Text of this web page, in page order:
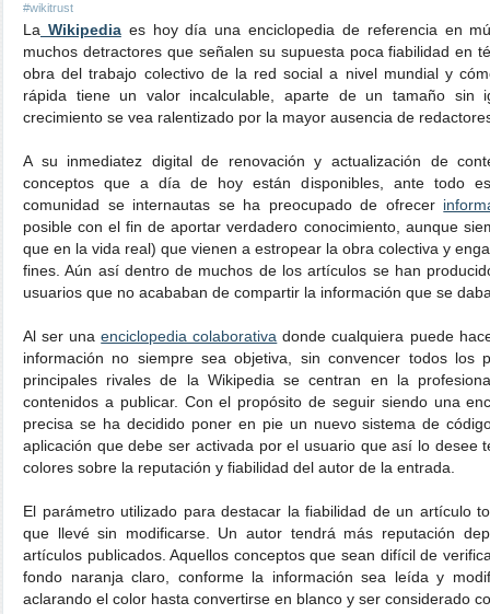
#wikitrust
La Wikipediaes hoy día una enciclopedia de referencia en
muchos detractores que señalen su supuesta poca fiabilidad en
obra del trabajo colectivo de la red social a nivel mundial y
rápida tiene un valor incalculable, aparte de un tamaño sin
crecimiento se vea ralentizado por la mayor ausencia de
A su inmediatez digital de renovación y actualización de
conceptos que a día de hoy están disponibles, ante todo
comunidad se internautas se ha preocupado de ofrecer
posible con el fin de aportar verdadero conocimiento, aunque
que en la vida real) que vienen a estropear la obra colectiva y
fines. Aún así dentro de muchos de los artículos se han
usuarios que no acababan de compartir la información que se
Al ser unaenciclopedia colaborativa donde cualquiera puede
información no siempre sea objetiva, sin convencer todos los
principales rivales de la Wikipedia se centran en la
contenidos a publicar. Con el propósito de seguir siendo una
precisa se ha decidido poner en pie un nuevo sistema de
aplicación que debe ser activada por el usuario que así lo desee
colores sobre la reputación y fiabilidad del autor de la entrada.
El parámetro utilizado para destacar la fiabilidad de un artículo
que llevé sin modificarse. Un autor tendrá más reputación
artículos publicados. Aquellos conceptos que sean difícil de
fondo naranja claro, conforme la información sea leída y
aclarando el color hasta convertirse en blanco y ser considerado